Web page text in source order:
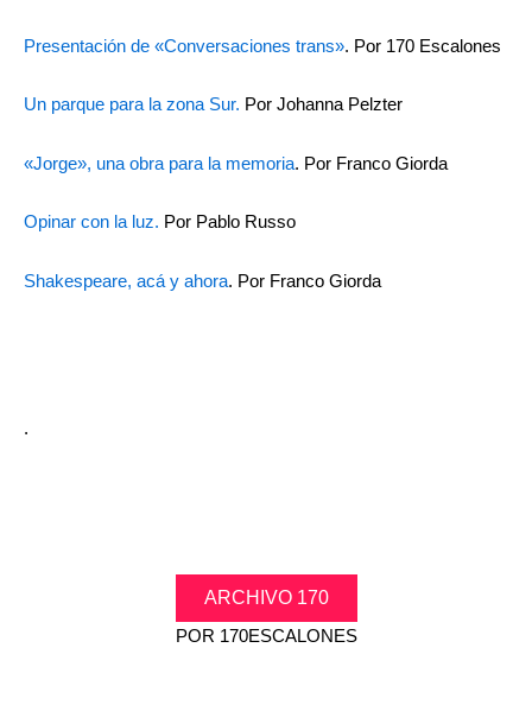
Presentación de «Conversaciones trans». Por 170 Escalones
Un parque para la zona Sur. Por Johanna Pelzter
«Jorge», una obra para la memoria. Por Franco Giorda
Opinar con la luz. Por Pablo Russo
Shakespeare, acá y ahora. Por Franco Giorda
.
ARCHIVO 170
POR 170ESCALONES